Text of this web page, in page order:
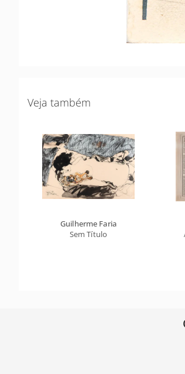
Veja também
Guilherme Faria
Sem Título